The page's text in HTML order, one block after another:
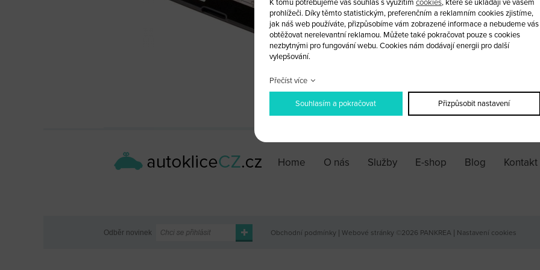
Profesionální nástroj pro
ks
Home O nás Služby E-shop Blog Kontakt
Odběr novinek Obchodní podmínky | Webové stránky ©2026 PANKREA | Nastavení cookies
K tomu potřebujeme váš souhlas s využitím cookies, které se ukládají ve vašem
prohlížeči. Díky těmto statistickým, preferenčním a reklamním cookies zjistíme,
jak náš web používáte, přizpůsobíme vám zobrazené informace a nebudeme vás
obtěžovat nerelevantní reklamou. Můžete také pokračovat pouze s cookies
nezbytnými pro fungování webu. Cookies nám dodávají energii pro další
vylepšování.
Přečíst více
Souhlasím a pokračovat Přizpůsobit nastavení